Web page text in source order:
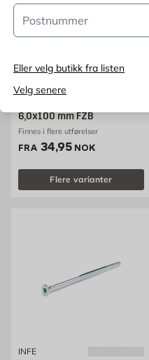
Postnummer
Eller velg butikk fra listen
Velg senere
INFE
6,0x100 mm FZB
Finnes i flere utførelser
FRA Pris 34.95 NOK /stk
34,95 NOK
Flere varianter
INFE